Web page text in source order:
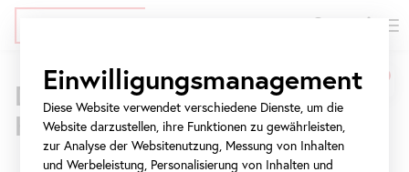
zum
Inhalt
Meta-
Navigation
springen
Navigation
springen
Belvedere
Museum
Wien
Oberes Belvedere
Unteres Belvedere
Belvedere 21
Drei Standorte – 800 Jahre
Kunstgeschichte
Es gibt immer gute Gründe, dasBelvedere
Einwilligungsmanagement
Diese Website verwendet verschiedene Dienste, um die
Website darzustellen, ihre Funktionen zu gewährleisten,
zur Analyse der Websitenutzung, Messung von Inhalten
und Werbeleistung, Personalisierung von Inhalten und